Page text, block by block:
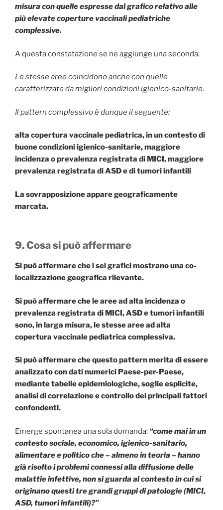
misura con quelle espresse dal grafico relativo alle
più elevate coperture vaccinali pediatriche
complessive.
A questa constatazione se ne aggiunge una seconda:
Le stesse aree coincidono anche con quelle
caratterizzate da migliori condizioni igienico-sanitarie.
Il pattern complessivo è dunque il seguente:
alta copertura vaccinale pediatrica, in un contesto di
buone condizioni igienico-sanitarie, maggiore
incidenza o prevalenza registrata di MICI, maggiore
prevalenza registrata di ASD e di tumori infantili
La sovrapposizione appare geograficamente
marcata.
9. Cosa si può affermare
Si può affermare che i sei grafici mostrano una co-
localizzazione geografica rilevante.
Si può affermare che le aree ad alta incidenza o
prevalenza registrata di MICI, ASD e tumori infantili
sono, in larga misura, le stesse aree ad alta
copertura vaccinale pediatrica complessiva.
Si può affermare che questo pattern merita di essere
analizzato con dati numerici Paese-per-Paese,
mediante tabelle epidemiologiche, soglie esplicite,
analisi di correlazione e controllo dei principali fattori
confondenti.
Emerge spontanea una sola domanda: “come mai in un
contesto sociale, economico, igienico-sanitario,
alimentare e politico che – almeno in teoria – hanno
già risolto i problemi connessi alla diffusione delle
malattie infettive, non si guarda al contesto in cui si
originano questi tre grandi gruppi di patologie (MICI,
ASD, tumori infantili)?”